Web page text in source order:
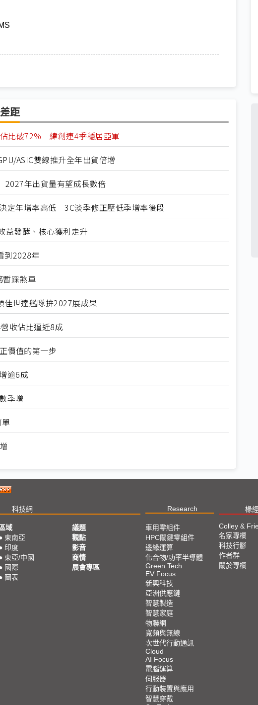
距
比破72% 緯創連4季穩居亞軍
ASIC雙線推升全年出貨倍增
2027年出貨量有望成長數倍
定年增率高低 3C淡季修正壓低季增率後段
益發酵、核心獲利走升
到2028年
踩煞車
世達艦隊拚2027展成果
收佔比逼近8成
價值的第一步
逾6成
季增
科技網 Research 椽
域
東南亞
印度
東亞/中國
國際
圖表
議題
觀點
影音
商情
展會專區
車用零組件
HPC關鍵零組件
邊緣運算
化合物/功率半導體
Green Tech
EV Focus
新興科技
亞洲供應鏈
智慧製造
智慧家庭
物聯網
寬頻與無線
次世代行動通訊
Cloud
AI Focus
電腦運算
伺服器
行動裝置與應用
智慧穿戴
Colley &
名家專欄
科技行腳
作者群
關於專欄